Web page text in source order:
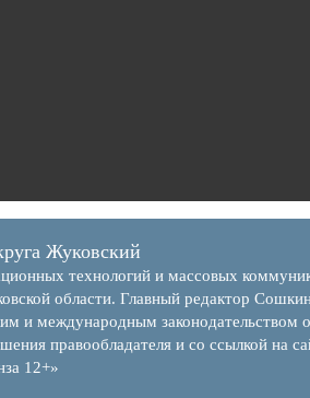
Жуковский
технологий и массовых
области. Главный редактор
и международным законодательством
правообладателя и со ссылкой на
12+»